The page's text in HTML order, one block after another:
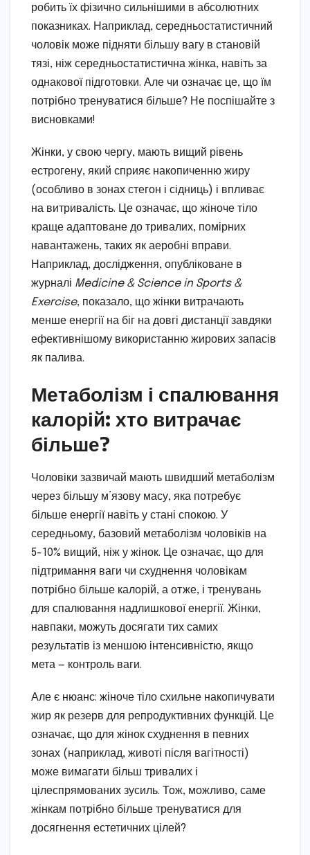
робить їх фізично сильнішими в абсолютних
показниках. Наприклад, середньостатистичний
чоловік може підняти більшу вагу в становій
тязі, ніж середньостатистична жінка, навіть за
однакової підготовки. Але чи означає це, що їм
потрібно тренуватися більше? Не поспішайте з
висновками!
Жінки, у свою чергу, мають вищий рівень
естрогену, який сприяє накопиченню жиру
(особливо в зонах стегон і сідниць) і впливає
на витривалість. Це означає, що жіноче тіло
краще адаптоване до тривалих, помірних
навантажень, таких як аеробні вправи.
Наприклад, дослідження, опубліковане в
журналі Medicine & Science in Sports &
Exercise, показало, що жінки витрачають
менше енергії на біг на довгі дистанції завдяки
ефективнішому використанню жирових запасів
як палива.
Метаболізм і спалювання
калорій: хто витрачає
більше?
Чоловіки зазвичай мають швидший метаболізм
через більшу м’язову масу, яка потребує
більше енергії навіть у стані спокою. У
середньому, базовий метаболізм чоловіків на
5-10% вищий, ніж у жінок. Це означає, що для
підтримання ваги чи схуднення чоловікам
потрібно більше калорій, а отже, і тренувань
для спалювання надлишкової енергії. Жінки,
навпаки, можуть досягати тих самих
результатів із меншою інтенсивністю, якщо
мета — контроль ваги.
Але є нюанс: жіноче тіло схильне накопичувати
жир як резерв для репродуктивних функцій. Це
означає, що для жінок схуднення в певних
зонах (наприклад, животі після вагітності)
може вимагати більш тривалих і
цілеспрямованих зусиль. Тож, можливо, саме
жінкам потрібно більше тренуватися для
досягнення естетичних цілей?